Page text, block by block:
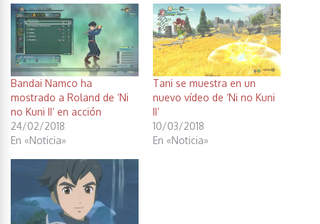
Bandai Namco ha
mostrado a Roland de ‘Ni
no Kuni II’ en acción
24/02/2018
En «Noticia»
Tani se muestra en un
nuevo vídeo de ‘Ni no Kuni
II’
10/03/2018
En «Noticia»